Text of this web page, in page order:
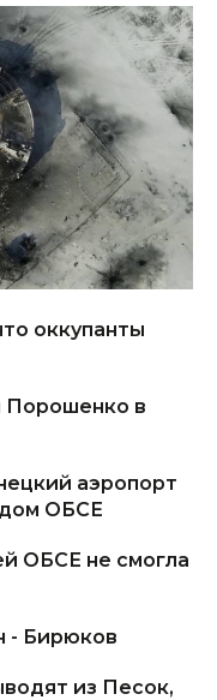
оккупанты
Порошенко в
аэропорт
ОБСЕ
ОБСЕ не смогла
- Бирюков
из Песок,